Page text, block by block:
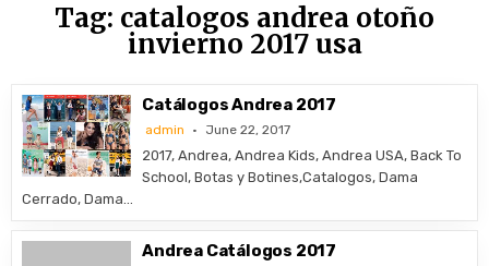
Tag: catalogos andrea otoño
invierno 2017 usa
Catálogos Andrea 2017
admin June 22, 2017
2017, Andrea, Andrea Kids, Andrea USA, Back To
School, Botas y Botines,Catalogos, Dama
Cerrado, Dama…
Andrea Catálogos 2017